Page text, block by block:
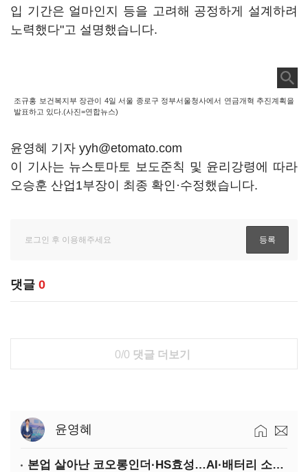
입 기간은 얼마인지 등을 고려해 공정하게 설계하려
노력했다"고 설명했습니다.
조규홍 보건복지부 장관이 4일 서울 종로구 정부서울청사에서 연금개혁 추진계획을
발표하고 있다.(사진=연합뉴스)
윤영혜 기자 yyh@etomato.com
이 기사는 뉴스토마토 보도준칙 및 윤리강령에 따라
오승훈 산업1부장이 최종 확인·수정했습니다.
댓글 0
0/0 댓글 더보기
윤영혜
본업 살아난 코오롱인더·HS효성…AI·배터리 소재로 보폭 확대